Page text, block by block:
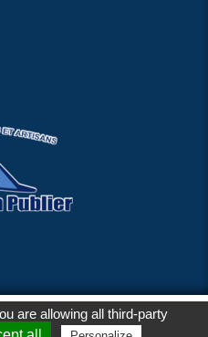
-
Référencement Google Thonon
internet thonon clicandgo.com
are allowing all third-party